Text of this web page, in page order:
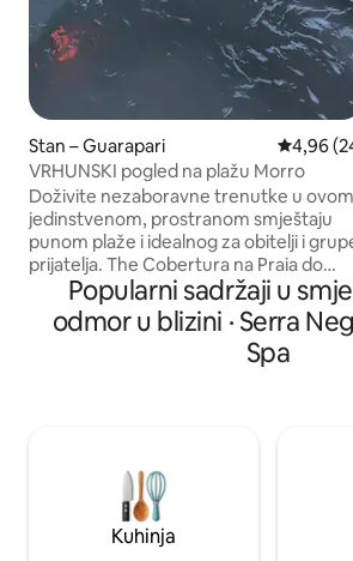
Stan – Guarapari
4,96
VRHUNSKI pogled na plažu Morro
Doživite nezaboravne trenutke u ovom
jedinstvenom, prostranom smještaju
punom plaže i idealnog za obitelji i
prijatelja. The Cobertura na Praia do
Morro is in the middle of the main
of Guarapari, facing the sea and has a
gourmet balcony, barbecue, beer,
jacuzzi, external shower facing the sea
soba, kuhinja s najsuvremenijim
priborom i golemi balkon. Dođite i
Popularni sadržaji u
odmor u blizini · Serra
Spa
Kuhinja